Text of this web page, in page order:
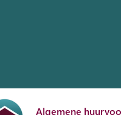
Algemene